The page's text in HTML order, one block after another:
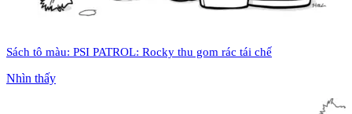
Sách tô màu: PSI PATROL: Rocky thu gom rác tái chế
Nhìn thấy